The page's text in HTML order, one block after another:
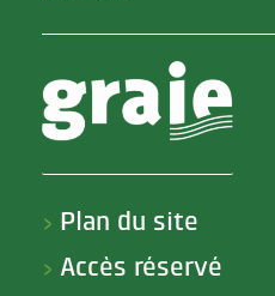
> Plan du site
> Accès réservé